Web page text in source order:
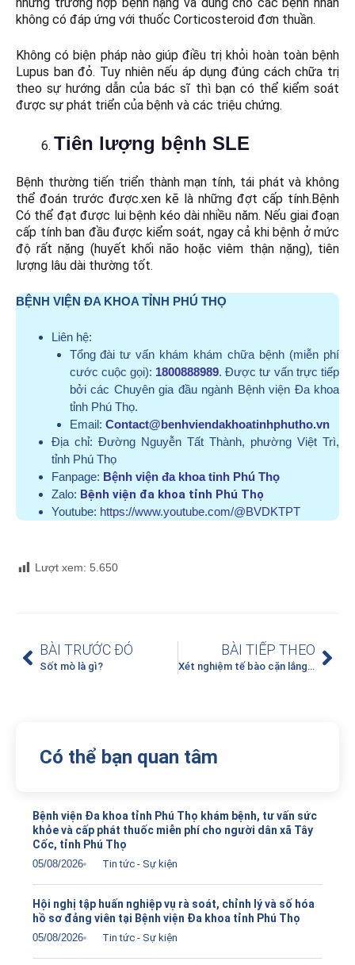
không có đáp ứng với thuốc Corticosteroid đơn thuần.
Không có biện pháp nào giúp điều trị khỏi hoàn toàn bệnh
Lupus ban đỏ. Tuy nhiên nếu áp dụng đúng cách chữa trị
theo sự hướng dẫn của bác sĩ thì bạn có thể kiểm soát
được sự phát triển của bệnh và các triệu chứng.
Tiên lượng bệnh SLE
Bệnh thường tiến triển thành mạn tính, tái phát và không
thể đoán trước được.xen kẽ là những đợt cấp tính.Bệnh
Có thể đạt được lui bệnh kéo dài nhiều năm. Nếu giai đoạn
cấp tính ban đầu được kiểm soát, ngay cả khi bệnh ở mức
độ rất nặng (huyết khối não hoặc viêm thận nặng), tiên
lượng lâu dài thường tốt.
BỆNH VIỆN ĐA KHOA TỈNH PHÚ THỌ
Liên hệ:
Tổng đài tư vấn khám khám chữa bệnh (miễn phí
cước cuộc gọi): 1800888989. Được tư vấn trực tiếp
bởi các Chuyên gia đầu ngành Bệnh viện Đa khoa
tỉnh Phú Thọ.
Email: Contact@benhviendakhoatinhphutho.vn
Địa chỉ: Đường Nguyễn Tất Thành, phường Việt Trì,
tỉnh Phú Thọ
Fanpage: Bệnh viện đa khoa tỉnh Phú Thọ
Zalo: Bệnh viện đa khoa tỉnh Phú Thọ
Youtube: https://www.youtube.com/@BVDKTPT
Lượt xem: 5.650
BÀI TRƯỚC ĐÓ
Sốt mò là gì?
BÀI TIẾP THEO
Xét nghiệm tế bào cặn lắng nước tiểu vai trò và ý nghĩa?
Có thể bạn quan tâm
Bệnh viện Đa khoa tỉnh Phú Thọ khám bệnh, tư vấn sức
khỏe và cấp phát thuốc miễn phí cho người dân xã Tây
Cốc, tỉnh Phú Thọ
05/08/2026 Tin tức - Sự kiện
Hội nghị tập huấn nghiệp vụ rà soát, chỉnh lý và số hóa
hồ sơ đảng viên tại Bệnh viện Đa khoa tỉnh Phú Thọ
05/08/2026 Tin tức - Sự kiện